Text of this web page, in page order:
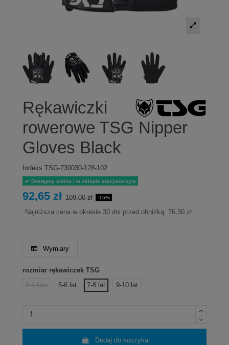
Rękawiczki
rowerowe TSG Nipper
Gloves Black
Indeks TSG-730030-128-102
Dostępny online i w sklepie stacjonarnym
92,65 zł 109,00 zł -15%
Najniższa cena w okresie 30 dni przed obniżką: 76,30 zł
Wymiary
rozmiar rękawiczek TSG
3-4 lata
5-6 lat 7-8 lat 9-10 lat
Dodaj do koszyka